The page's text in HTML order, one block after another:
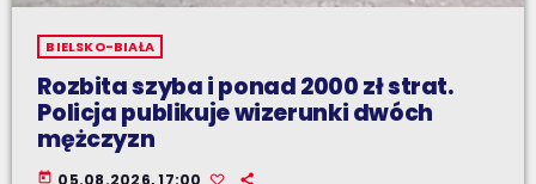
BIELSKO-BIAŁA
Rozbita szyba i ponad 2000 zł strat.
Policja publikuje wizerunki dwóch
mężczyzn
today